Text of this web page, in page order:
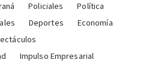
Policiales
Política
Deportes
Economía
Impulso Empresarial